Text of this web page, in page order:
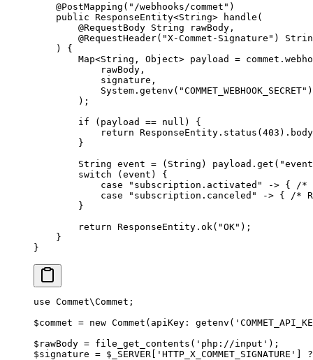
    @
PostMapping ( "/webhooks/commet" )
    public
ResponseEntity<String> handle (
        @
RequestBody String rawBody ,
        @
RequestHeader( "X-Commet-Signature" )
    ) {
        Map<
String , Object> payload = commet.
            rawBody,
            signature,
            System.
getenv ( "COMMET_WEBHOOK_SECRET" )
        );
        if
(payload == null ) {
            return
ResponseEntity. status ( 403 ). body
        }
        String event
= (String) payload. get (
        switch
(event) {
            case
"subscription.activated" -> {
/*
            case
"subscription.canceled" -> {
/*
        }
        return
ResponseEntity. ok ( "OK" );
    }
}
use Commet\Commet ;
$commet = new Commet ( apiKey : getenv (
$rawBody = file_get_contents ( 'php://input' );
$signature = $_SERVER[ 'HTTP_X_COMMET_SIGNATURE'